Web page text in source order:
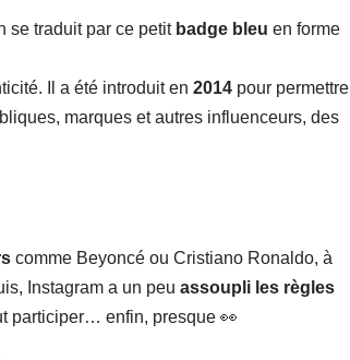
se traduit par ce petit badge bleu en forme
Il a été introduit en 2014 pour permettre
marques et autres influenceurs, des
comme Beyoncé ou Cristiano Ronaldo, à
Instagram a un peu assoupli les règles
participer… enfin, presque 👀